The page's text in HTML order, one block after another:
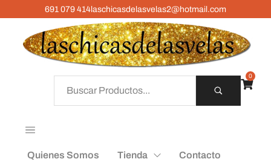
691 079 414laschicasdelasvelas2@hotmail.com
Quienes Somos Tienda Contacto
0